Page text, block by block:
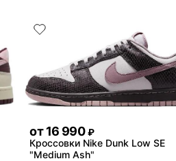
от 16 990 ₽
Кроссовки Nike Dunk Low SE
"Medium Ash"